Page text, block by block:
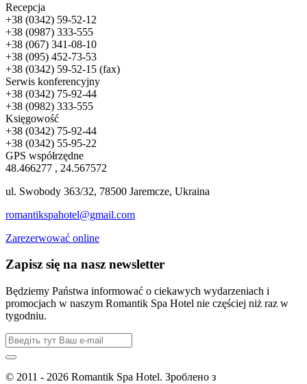
Recepcja
+38 (0342) 59-52-12
+38 (0987) 333-555
+38 (067) 341-08-10
+38 (095) 452-73-53
+38 (0342) 59-52-15 (fax)
Serwis konferencyjny
+38 (0342) 75-92-44
+38 (0982) 333-555
Księgowość
+38 (0342) 75-92-44
+38 (0342) 55-95-22
GPS współrzędne
48.466277 , 24.567572
ul. Swobody 363/32, 78500 Jaremcze, Ukraina
romantikspahotel@gmail.com
Zarezerwować online
Zapisz się na nasz newsletter
Będziemy Państwa informować o ciekawych wydarzeniach i
promocjach w naszym Romantik Spa Hotel nie częściej niż raz w
tygodniu.
© 2011 - 2026 Romantik Spa Hotel. Зроблено з